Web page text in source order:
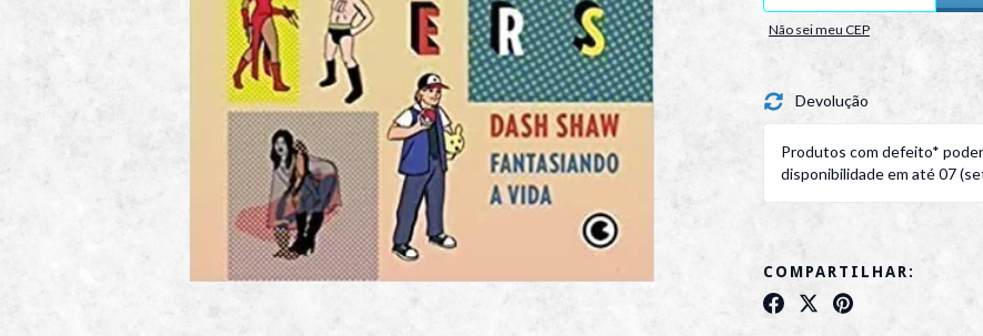
Não sei meu CEP
Devolução
Produtos com defeito*
disponibilidade em até 07
COMPARTILHAR: